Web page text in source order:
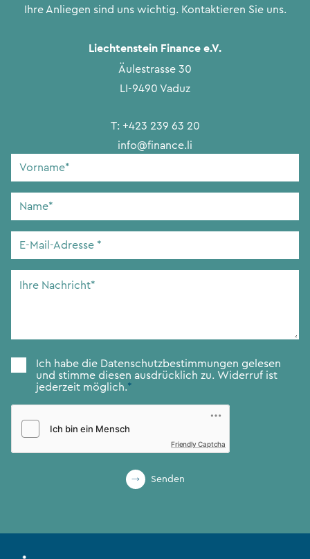
Ihre Anliegen sind uns wichtig. Kontaktieren Sie uns.
Liechtenstein Finance e.V.
Äulestrasse 30
LI-9490 Vaduz
T: +423 239 63 20
info@finance.li
Vorname
Name
E-
Adresse*
Ihre
Zustimmung*
Ich habe die Datenschutzbestimmungen gelesen
und stimme diesen ausdrücklich zu. Widerruf ist
jederzeit möglich.*
Friendly Captcha
Senden